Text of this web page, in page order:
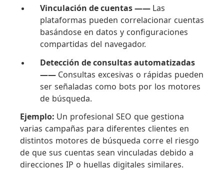
Vinculación de cuentas —— Las
plataformas pueden correlacionar cuentas
basándose en datos y configuraciones
compartidas del navegador.
Detección de consultas automatizadas
—— Consultas excesivas o rápidas pueden
ser señaladas como bots por los motores
de búsqueda.
Ejemplo: Un profesional SEO que gestiona
varias campañas para diferentes clientes en
distintos motores de búsqueda corre el riesgo
de que sus cuentas sean vinculadas debido a
direcciones IP o huellas digitales similares.